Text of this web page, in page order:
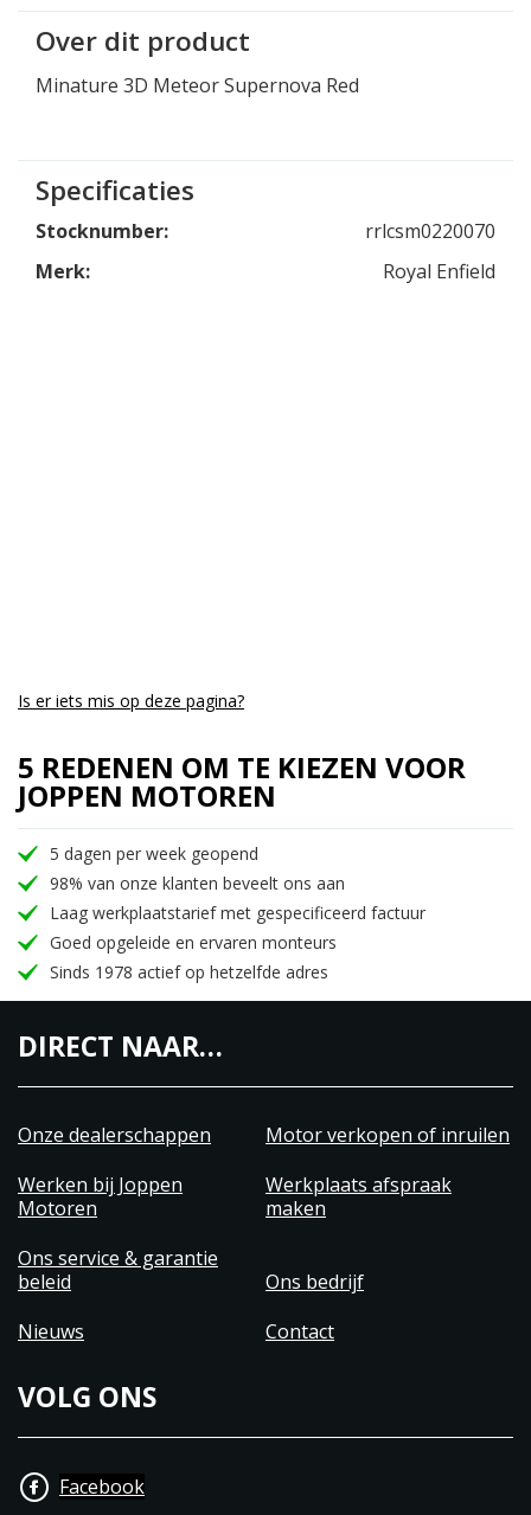
Over dit product
Minature 3D Meteor Supernova Red
Specificaties
Stocknumber:
rrlcsm0220070
Merk:
Royal Enfield
Is er iets mis op deze pagina?
5 REDENEN OM TE KIEZEN VOOR
JOPPEN MOTOREN
5 dagen per week geopend
98% van onze klanten beveelt ons aan
Laag werkplaatstarief met gespecificeerd factuur
Goed opgeleide en ervaren monteurs
Sinds 1978 actief op hetzelfde adres
DIRECT NAAR…
Onze dealerschappen
Motor verkopen of inruilen
Werken bij Joppen
Motoren
Werkplaats afspraak
maken
Ons service & garantie
beleid
Ons bedrijf
Nieuws
Contact
VOLG ONS
Facebook